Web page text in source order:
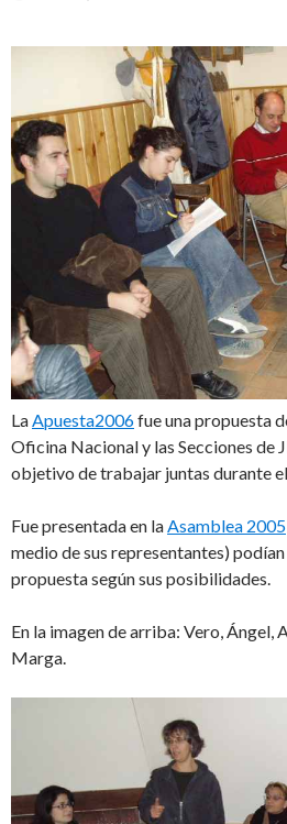
LaApuesta2006fue una propuesta
Oficina Nacional y las Secciones de
objetivo de trabajar juntas durante
Fue presentada en laAsamblea 2005
medio de sus representantes)
propuesta según sus posibilidades.
En la imagen de arriba: Vero, Ángel,
Marga.